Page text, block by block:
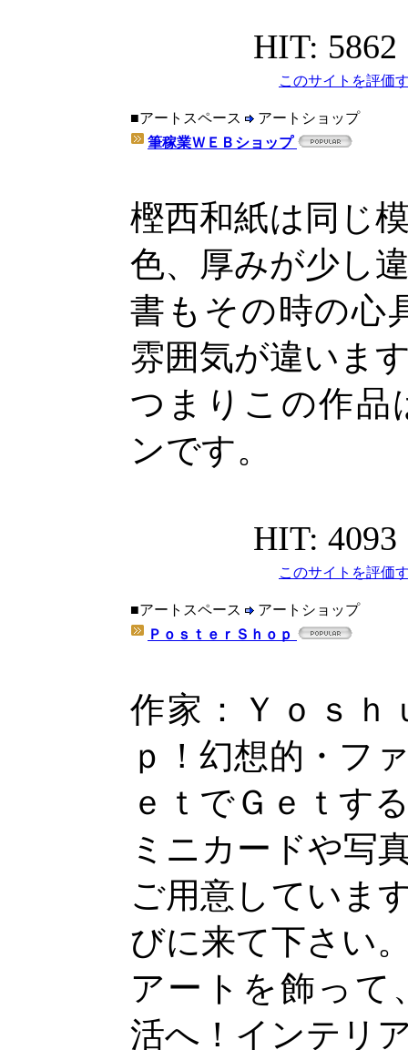
HIT: 5862
このサイトを評価
■アートスペース
アートショップ
筆稼業ＷＥＢショップ
樫西和紙は同じ
色、厚みが少し
書もその時の心
雰囲気が違いま
つまりこの作品
ンです。
HIT: 4093
このサイトを評価
■アートスペース
アートショップ
ＰｏｓｔｅｒＳｈｏｐ
作家：Ｙｏｓｈ
ｐ！幻想的・フ
ｅｔでＧｅｔす
ミニカードや写
ご用意していま
びに来て下さい
アートを飾って
活へ！インテリ